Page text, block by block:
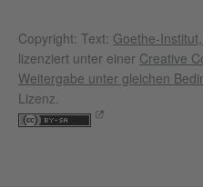
Copyright: Text: Goethe-
lizenziert unter einer Creative
Weitergabe unter gleichen
Lizenz.